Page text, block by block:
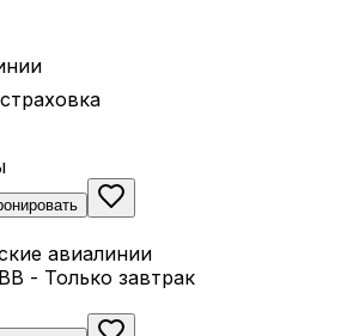
авиалинии
BB - Только завтрак